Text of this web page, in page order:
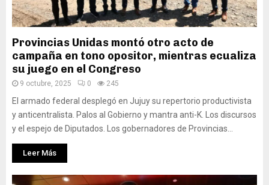
Provincias Unidas montó otro acto de
campaña en tono opositor, mientras ecualiza
su juego en el Congreso
9 octubre, 2025 0 245
El armado federal desplegó en Jujuy su repertorio productivista
y anticentralista. Palos al Gobierno y mantra anti-K. Los discursos
y el espejo de Diputados. Los gobernadores de Provincias...
Leer Más